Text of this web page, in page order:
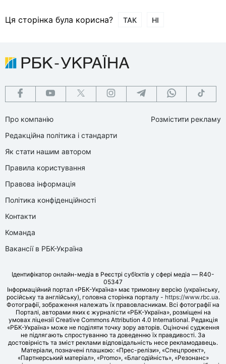
Ця сторінка була корисна? ТАК НІ
Про компанію
Редакційна політика і стандарти
Як стати нашим автором
Правила користування
Правова інформація
Політика конфіденційності
Контакти
Команда
Вакансії в РБК-Україна
Розмістити рекламу
Ідентифікатор онлайн-медіа в Реєстрі суб’єктів у сфері медіа — R40-
05347
Інформаційний портал «РБК-Україна» має тримовну версію (українську,
російську та англійську), головна сторінка порталу - https://www.rbc.ua.
Фотографії, зображення належать їх правовласникам. Всі фотографії на
Порталі, авторами яких є журналісти «РБК-Україна», розміщені на
умовах ліцензії Creative Commons Attribution 4.0 International. Редакція
«РБК-Україна» може не поділяти точку зору авторів. Оціночні судження
не підлягають спростуванню та доведенню їх правдивості. За
достовірність та зміст реклами відповідальність несе рекламодавець.
Матеріали, позначені плашкою: «Прес-релізи», «Спецпроект»,
«Партнерський матеріал», «Promo», «Благодійність», «Резонанс»